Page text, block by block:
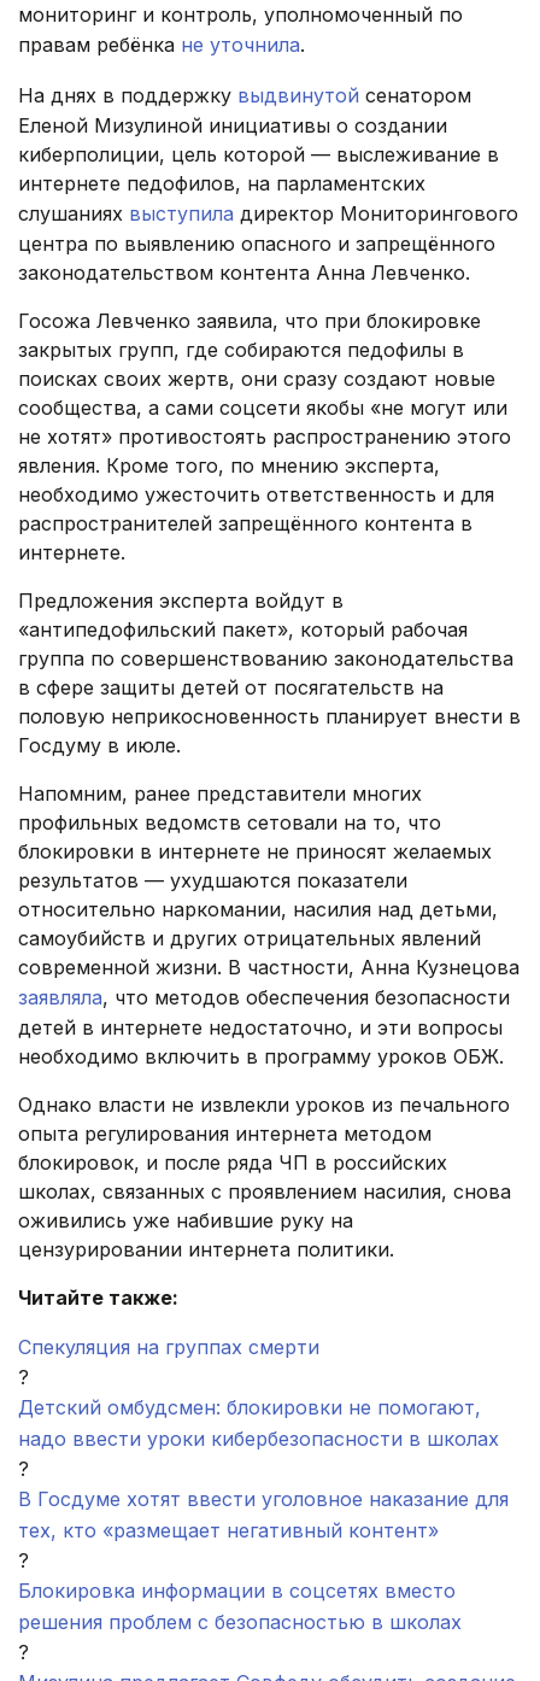
мониторинг и контроль, уполномоченный по
правам ребёнка не уточнила.
На днях в поддержку выдвинутой сенатором
Еленой Мизулиной инициативы о создании
киберполиции, цель которой — выслеживание в
интернете педофилов, на парламентских
слушаниях выступила директор Мониторингового
центра по выявлению опасного и запрещённого
законодательством контента Анна Левченко.
Госожа Левченко заявила, что при блокировке
закрытых групп, где собираются педофилы в
поисках своих жертв, они сразу создают новые
сообщества, а сами соцсети якобы «не могут или
не хотят» противостоять распространению этого
явления. Кроме того, по мнению эксперта,
необходимо ужесточить ответственность и для
распространителей запрещённого контента в
интернете.
Предложения эксперта войдут в
«антипедофильский пакет», который рабочая
группа по совершенствованию законодательства
в сфере защиты детей от посягательств на
половую неприкосновенность планирует внести в
Госдуму в июле.
Напомним, ранее представители многих
профильных ведомств сетовали на то, что
блокировки в интернете не приносят желаемых
результатов — ухудшаются показатели
относительно наркомании, насилия над детьми,
самоубийств и других отрицательных явлений
современной жизни. В частности, Анна Кузнецова
заявляла, что методов обеспечения безопасности
детей в интернете недостаточно, и эти вопросы
необходимо включить в программу уроков ОБЖ.
Однако власти не извлекли уроков из печального
опыта регулирования интернета методом
блокировок, и после ряда ЧП в российских
школах, связанных с проявлением насилия, снова
оживились уже набившие руку на
цензурировании интернета политики.
Читайте также:
Спекуляция на группах смерти
?
Детский омбудсмен: блокировки не помогают,
надо ввести уроки кибербезопасности в школах
?
В Госдуме хотят ввести уголовное наказание для
тех, кто «размещает негативный контент»
?
Блокировка информации в соцсетях вместо
решения проблем с безопасностью в школах
?